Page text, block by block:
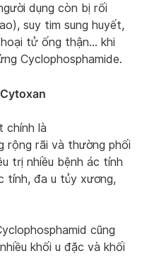
dụng còn bị rối
suy tim sung huyết,
tử ống thận… khi
Cyclophosphamide.
chính là
rộng rãi và thường phối
trị nhiều bệnh ác tính
tính, đa u tủy xương,
cũng
khối u đặc và khối